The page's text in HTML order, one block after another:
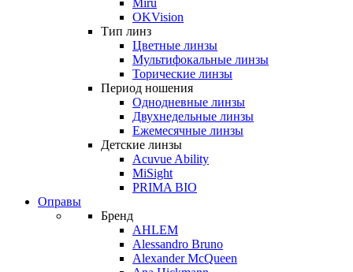
Miru
OKVision
Тип линз
Цветные линзы
Мультифокальные линзы
Торические линзы
Период ношения
Однодневные линзы
Двухнедельные линзы
Ежемесячные линзы
Детские линзы
Acuvue Ability
MiSight
PRIMA BIO
Оправы
Бренд
AHLEM
Alessandro Bruno
Alexander McQueen